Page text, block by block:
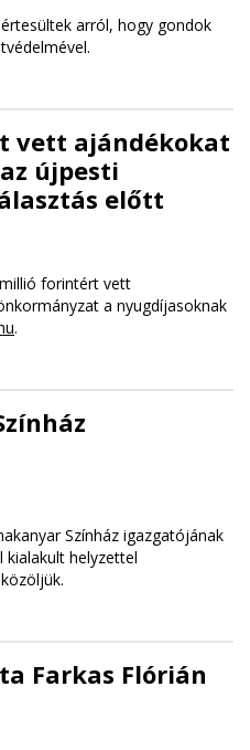
arról, hogy gondok
vett ajándékokat
újpesti
előtt
forintért vett
a nyugdíjasoknak
.
Színház igazgatójának
helyzettel
Farkas Flórián